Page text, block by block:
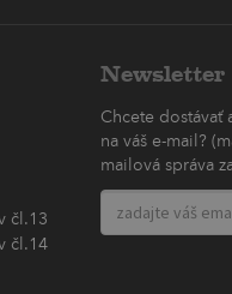
čl.13
čl.14
Newsletter
Chcete dostávať
na váš e-mail?
mailová správa